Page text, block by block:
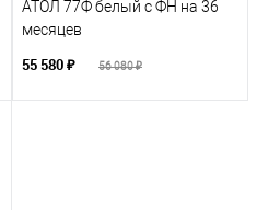
АТОЛ 77Ф белый с ФН на 36
месяцев
55 580 ₽ 56 080 ₽